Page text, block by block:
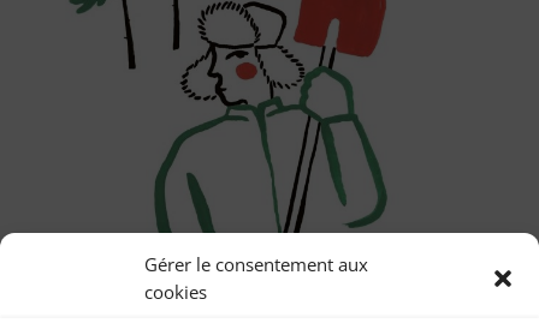
Gérer le consentement aux
cookies
Chronique Littérature « LE LIREZ-VOUS » ?